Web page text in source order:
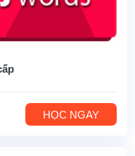
HỌC NGAY